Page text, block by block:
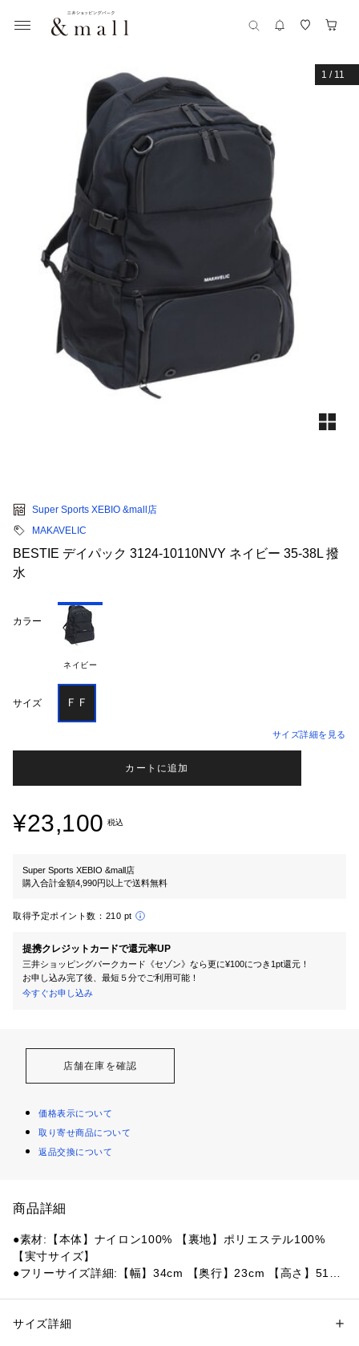
1 / 11
Super Sports XEBIO &mall店
MAKAVELIC
BESTIE デイパック 3124-10110NVY ネイビー 35-38L 撥
水
カラー
ネイビー
サイズ ＦＦ
サイズ詳細を見る
カートに追加
¥23,100 税込
Super Sports XEBIO &mall店
購入合計金額4,990円以上で送料無料
取得予定ポイント数： 210 pt
提携クレジットカードで還元率UP
三井ショッピングパークカード《セゾン》なら更に¥100につき1pt還元！
お申し込み完了後、最短５分でご利用可能！
今すぐお申し込み
店舗在庫を確認
価格表示について
取り寄せ商品について
返品交換について
商品詳細
●素材:【本体】ナイロン100% 【裏地】ポリエステル100%
【実寸サイズ】
●フリーサイズ詳細:【幅】34cm 【奥行】23cm 【高さ】51cm
●重量:約1000g
性別：レディース
サイズ詳細